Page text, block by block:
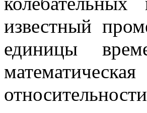
известный
единицы